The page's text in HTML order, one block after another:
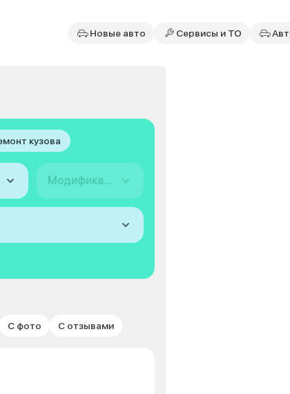
Новые авто Сервисы и ТО
кузова
Модификация
С фото С отзывами